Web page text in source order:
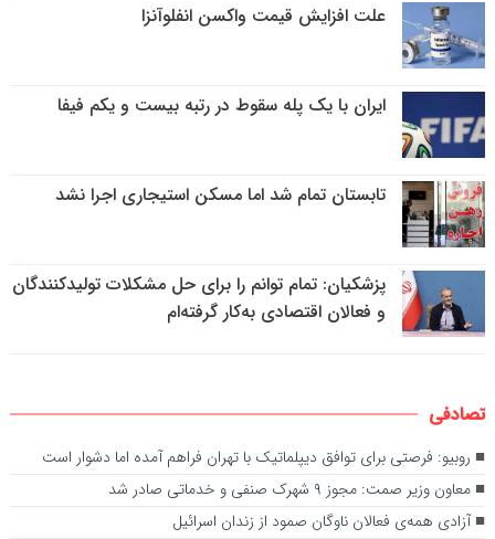
علت افزایش قیمت واکسن انفلوآنزا
ایران با یک پله سقوط در رتبه بیست و یکم فیفا
تابستان تمام شد اما مسکن استیجاری اجرا نشد
پزشکیان: تمام توانم را برای حل مشکلات تولیدکنندگان
و فعالان اقتصادی به‌کار گرفته‌ام
تصادفی
روبیو: فرصتی برای توافق دیپلماتیک با تهران فراهم آمده اما دشوار است
معاون وزیر صمت: مجوز ۹ شهرک صنفی و خدماتی صادر شد
آزادی همه‌ی فعالان ناوگان صمود از زندان اسرائیل